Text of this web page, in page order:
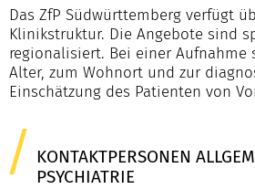
Das ZfP Südwürttemberg verfügt
Klinikstruktur. Die Angebote sind
regionalisiert. Bei einer Aufnahme
Alter, zum Wohnort und zur
Einschätzung des Patienten von
KONTAKTPERSONEN
PSYCHIATRIE